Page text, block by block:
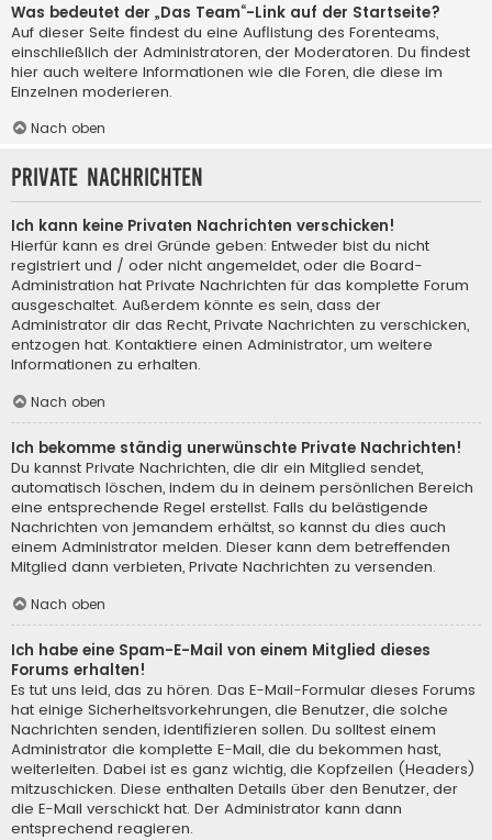
Was bedeutet der „Das Team“-Link auf der Startseite?
Auf dieser Seite findest du eine Auflistung des Forenteams,
einschließlich der Administratoren, der Moderatoren. Du findest
hier auch weitere Informationen wie die Foren, die diese im
Einzelnen moderieren.
Nach oben
Private Nachrichten
Ich kann keine Privaten Nachrichten verschicken!
Hierfür kann es drei Gründe geben: Entweder bist du nicht
registriert und / oder nicht angemeldet, oder die Board-
Administration hat Private Nachrichten für das komplette Forum
ausgeschaltet. Außerdem könnte es sein, dass der
Administrator dir das Recht, Private Nachrichten zu verschicken,
entzogen hat. Kontaktiere einen Administrator, um weitere
Informationen zu erhalten.
Nach oben
Ich bekomme ständig unerwünschte Private Nachrichten!
Du kannst Private Nachrichten, die dir ein Mitglied sendet,
automatisch löschen, indem du in deinem persönlichen Bereich
eine entsprechende Regel erstellst. Falls du belästigende
Nachrichten von jemandem erhältst, so kannst du dies auch
einem Administrator melden. Dieser kann dem betreffenden
Mitglied dann verbieten, Private Nachrichten zu versenden.
Nach oben
Ich habe eine Spam-E-Mail von einem Mitglied dieses
Forums erhalten!
Es tut uns leid, das zu hören. Das E-Mail-Formular dieses Forums
hat einige Sicherheitsvorkehrungen, die Benutzer, die solche
Nachrichten senden, identifizieren sollen. Du solltest einem
Administrator die komplette E-Mail, die du bekommen hast,
weiterleiten. Dabei ist es ganz wichtig, die Kopfzeilen (Headers)
mitzuschicken. Diese enthalten Details über den Benutzer, der
die E-Mail verschickt hat. Der Administrator kann dann
entsprechend reagieren.